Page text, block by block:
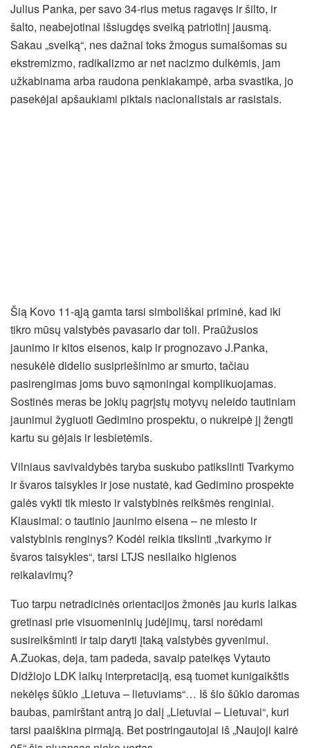
Julius Panka, per savo 34-rius metus ragavęs ir šilto, ir
šalto, neabejotinai išsiugdęs sveiką patriotinį jausmą.
Sakau „sveiką“, nes dažnai toks žmogus sumaišomas su
ekstremizmo, radikalizmo ar net nacizmo dulkėmis, jam
užkabinama arba raudona penkiakampė, arba svastika, jo
pasekėjai apšaukiami piktais nacionalistais ar rasistais.
Šią Kovo 11-ąją gamta tarsi simboliškai priminė, kad iki
tikro mūsų valstybės pavasario dar toli. Praūžusios
jaunimo ir kitos eisenos, kaip ir prognozavo J.Panka,
nesukėlė didelio susipriešinimo ar smurto, tačiau
pasirengimas joms buvo sąmoningai komplikuojamas.
Sostinės meras be jokių pagrįstų motyvų neleido tautiniam
jaunimui žygiuoti Gedimino prospektu, o nukreipė jį žengti
kartu su gėjais ir lesbietėmis.
Vilniaus savivaldybės taryba suskubo patikslinti Tvarkymo
ir švaros taisykles ir jose nustatė, kad Gedimino prospekte
galės vykti tik miesto ir valstybinės reikšmės renginiai.
Klausimai: o tautinio jaunimo eisena – ne miesto ir
valstybinis renginys? Kodėl reikia tikslinti „tvarkymo ir
švaros taisykles“, tarsi LTJS nesilaiko higienos
reikalavimų?
Tuo tarpu netradicinės orientacijos žmonės jau kuris laikas
gretinasi prie visuomeninių judėjimų, tarsi norėdami
susireikšminti ir taip daryti įtaką valstybės gyvenimui.
A.Zuokas, deja, tam padeda, savaip pateikęs Vytauto
Didžiojo LDK laikų interpretaciją, esą tuomet kunigaikštis
nekėlęs šūkio „Lietuva – lietuviams“… Iš šio šūkio daromas
baubas, pamirštant antrą jo dalį „Lietuviai – Lietuvai“, kuri
tarsi paaiškina pirmąją. Bet postringautojai iš „Naujoji kairė